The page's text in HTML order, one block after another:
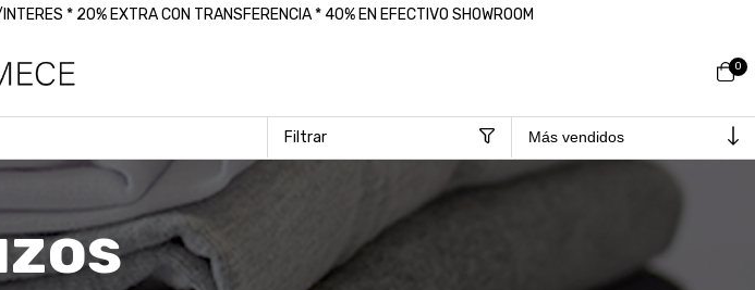
* 20% EXTRA CON TRANSFERENCIA * 40% EN EFECTIVO SHOWROOM
0
Filtrar
> Buzos